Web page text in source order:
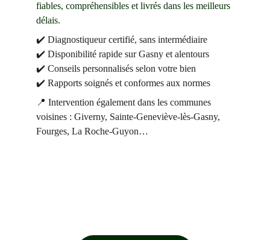
fiables, compréhensibles et livrés dans les meilleurs
délais.
✔️ Diagnostiqueur certifié, sans intermédiaire
✔️ Disponibilité rapide sur Gasny et alentours
✔️ Conseils personnalisés selon votre bien
✔️ Rapports soignés et conformes aux normes
📍 Intervention également dans les communes
voisines : Giverny, Sainte-Geneviève-lès-Gasny,
Fourges, La Roche-Guyon…